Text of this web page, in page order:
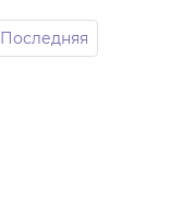
Последняя